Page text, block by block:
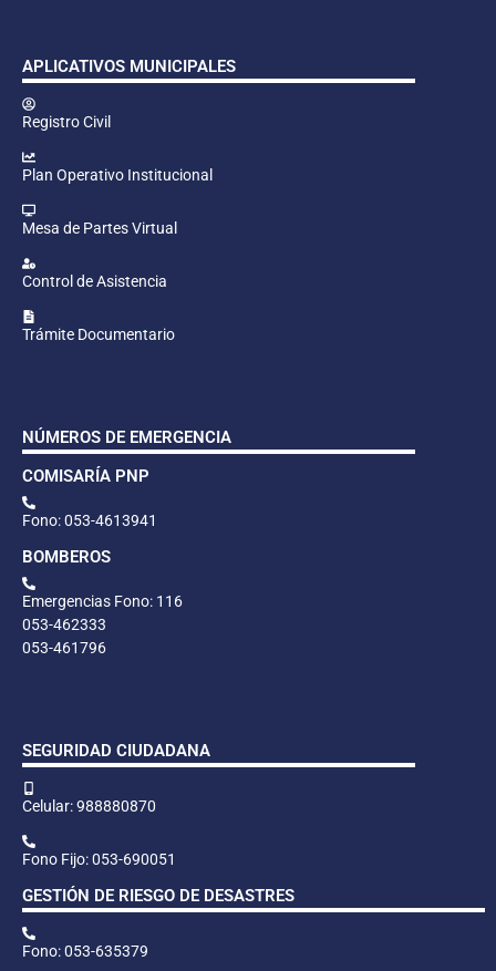
APLICATIVOS MUNICIPALES
Registro Civil
Plan Operativo Institucional
Mesa de Partes Virtual
Control de Asistencia
Trámite Documentario
NÚMEROS DE EMERGENCIA
COMISARÍA PNP
Fono: 053-4613941
BOMBEROS
Emergencias Fono: 116
053-462333
053-461796
SEGURIDAD CIUDADANA
Celular: 988880870
Fono Fijo: 053-690051
GESTIÓN DE RIESGO DE DESASTRES
Fono: 053-635379